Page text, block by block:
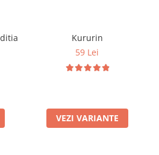
Kururin
59 Lei
VEZI VARIANTE